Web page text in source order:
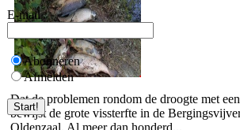
Dat de problemen rondom de droogte met
bewijst de grote vissterfte in de
E-mail
Abonneren
Afmelden